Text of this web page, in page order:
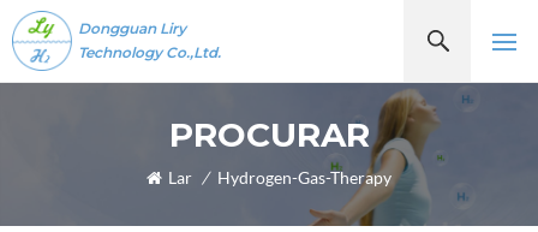
Dongguan Liry
Technology Co.,Ltd.
PROCURAR
Lar / Hydrogen-Gas-Therapy